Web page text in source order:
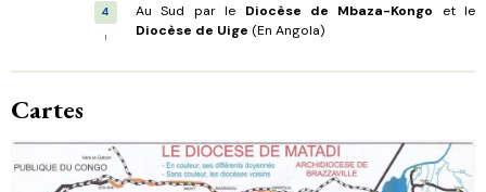
Au Sud par le Diocèse de Mbaza-Kongo et le
Diocèse de Uige (En Angola)
Cartes